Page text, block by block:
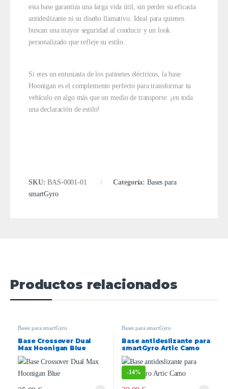
esta base garantiza una larga vida útil, sin perder su eficacia
antideslizante ni su diseño llamativo. Ideal para quienes
buscan una mayor seguridad al conducir y un look
personalizado que refleje su estilo.
Si eres un entusiasta de los patinetes eléctricos, la base
Hoonigan es el complemento perfecto para transformar tu
vehículo en algo más que un medio de transporte: ¡en toda
una declaración de estilo!
SKU:BAS-0001-01 Categoría: Bases para
smartGyro
Productos relacionados
Bases para smartGyro
Base Crossover Dual
Max Hoonigan Blue
Bases para smartGyro
Base antideslizante para
smartGyro Artic Camo
-14%